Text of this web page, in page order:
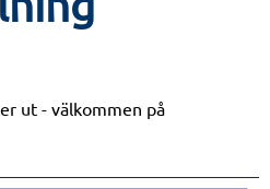
ut - välkommen på